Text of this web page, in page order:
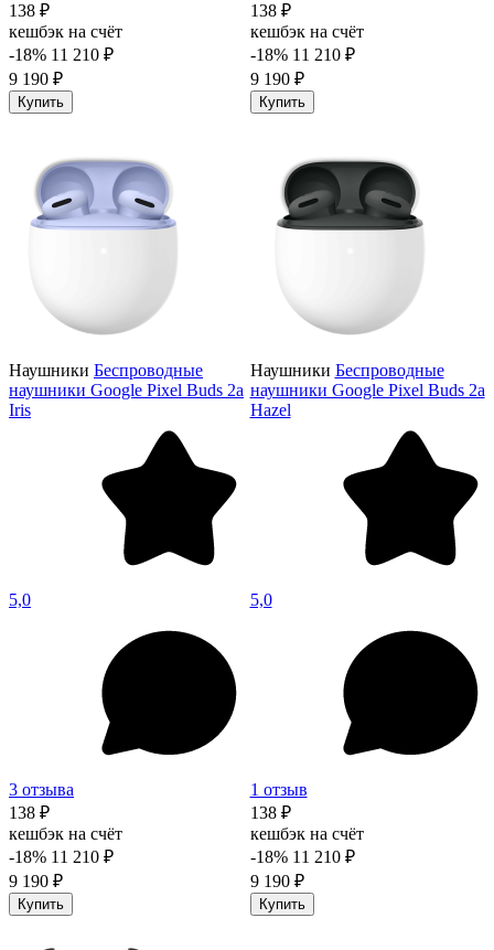
138 ₽
кешбэк на счёт
-18% 11 210 ₽
9 190 ₽
Купить
138 ₽
кешбэк на счёт
-18% 11 210 ₽
9 190 ₽
Купить
Наушники Беспроводные
наушники Google Pixel Buds 2a
Iris
5,0
3 отзыва
138 ₽
кешбэк на счёт
-18% 11 210 ₽
9 190 ₽
Купить
Наушники Беспроводные
наушники Google Pixel Buds 2a
Hazel
5,0
1 отзыв
138 ₽
кешбэк на счёт
-18% 11 210 ₽
9 190 ₽
Купить